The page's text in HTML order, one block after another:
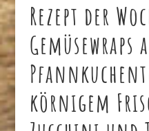
Rezept der
Gemüsewraps
körnigem